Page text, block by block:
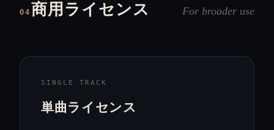
04 商用ライセンス For broader use
SINGLE TRACK
単曲ライセンス